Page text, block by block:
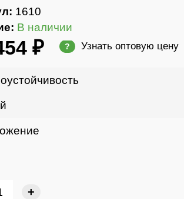
1610
В наличии
₽ ? Узнать оптовую цену
+